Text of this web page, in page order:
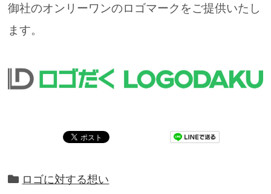
御社のオンリーワンのロゴマークをご提供いたし
ます。
ロゴに対する想い